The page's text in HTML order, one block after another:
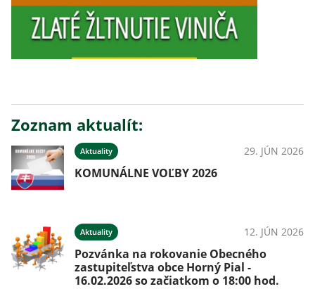
Zoznam aktualít:
Aktuality 29. JÚN 2026
KOMUNÁLNE VOĽBY 2026
Aktuality 12. JÚN 2026
Pozvánka na rokovanie Obecného
zastupiteľstva obce Horný Pial -
16.02.2026 so začiatkom o 18:00 hod.